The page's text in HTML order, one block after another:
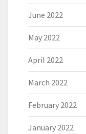
June 2022
May 2022
April 2022
March 2022
February 2022
January 2022